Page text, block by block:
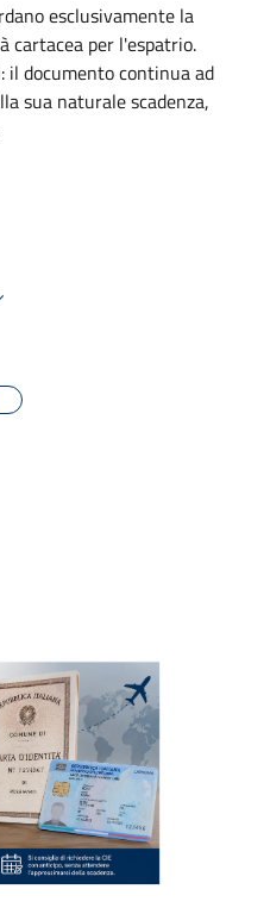
esclusivamente la
cartacea per l'espatrio.
il documento continua ad
sua naturale scadenza,